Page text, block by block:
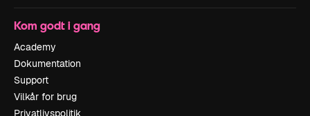
Kom godt i gang
Academy
Dokumentation
Support
Vilkår for brug
Privatlivspolitik